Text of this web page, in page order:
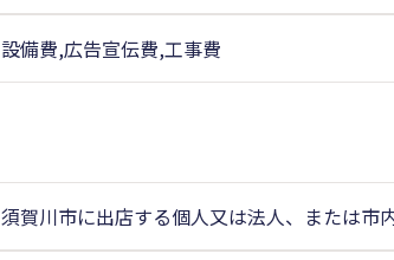
設備費,広告宣伝費,工事費
須賀川市に出店する個人又は法人、または市